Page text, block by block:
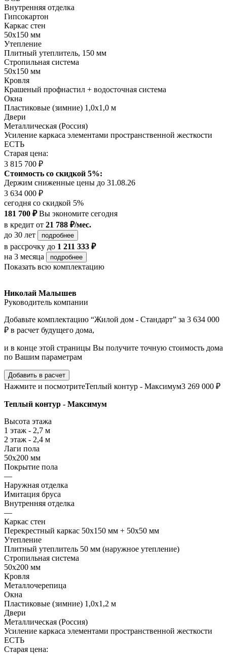
Внутренняя отделка
Гипсокартон
Каркас стен
50х150 мм
Утепление
Плитный утеплитель, 150 мм
Стропильная система
50х150 мм
Кровля
Крашеный профнастил + водосточная система
Окна
Пластиковые (зимние) 1,0х1,0 м
Двери
Металлическая (Россия)
Усиление каркаса элементами пространственной жесткости
ЕСТЬ
Старая цена:
3 815 700 ₽
Стоимость со скидкой 5%:
Держим сниженные цены до 31.08.26
3 634 000 ₽
сегодня со скидкой 5%
181 700 ₽Вы экономите сегодня
в кредит от 21 788 ₽/мес.
до 30 лет
подробнее
в рассрочку до 1 211 333 ₽
на 3 месяца
подробнее
Показать всю комплектацию
Николай Малышев
Руководитель компании
Добавьте комплектацию “Жилой дом - Стандарт” за 3 634 000
₽ в расчет будущего дома,
и в конце этой страницы Вы получите точную стоимость дома
по Вашим параметрам
Добавить в расчет
Нажмите и посмотритеТеплый контур - Максимум3 269 000 ₽
Теплый контур - Максимум
Высота этажа
1 этаж - 2,7 м
2 этаж - 2,4 м
Лаги пола
50х200 мм
Покрытие пола
—
Наружная отделка
Имитация бруса
Внутренняя отделка
—
Каркас стен
Перекрестный каркас 50х150 мм + 50х50 мм
Утепление
Плитный утеплитель 50 мм (наружное утепление)
Стропильная система
50х200 мм
Кровля
Металлочерепица
Окна
Пластиковые (зимние) 1,0х1,2 м
Двери
Металлическая (Россия)
Усиление каркаса элементами пространственной жесткости
ЕСТЬ
Старая цена: